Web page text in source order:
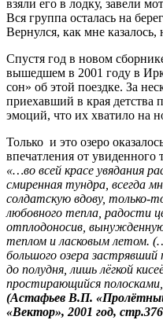
взяли его в лодку, завели
Вся группа осталась на
Вернулся, как мне казалось,
Спустя год в новом
вышедшем в 2001 году в
сон» об этой поездке. За
приехавший в края детства
эмоций, что их хватило на
Только и это озеро
впечатления от увиденного
«…во всей красе увядания
смиренная тундра, всегда
солдатскую вдову, только-
любовного тепла, радости
отплодоносив,
теплом и ласковым летом.
большого озера
до полудня, лишь лёгкой
простирающийся
(Астафьев В.П.
«Вектор», 2001 год,